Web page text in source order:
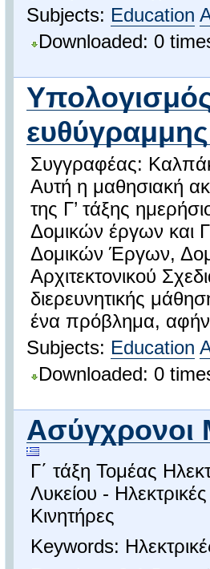
Subjects: Education
Downloaded: 0
Συγγραφέας:
Αυτή η μαθησιακή
της Γ’ τάξης
Δομικών έργων και
Δομικών Έργων,
Αρχιτεκτονικού
διερευνητικής
ένα πρόβλημα,
Subjects: Education
Downloaded: 0
Ασύγχρονοι
Γ΄ τάξη Τομέας
Λυκείου -
Κινητήρες
Keywords: